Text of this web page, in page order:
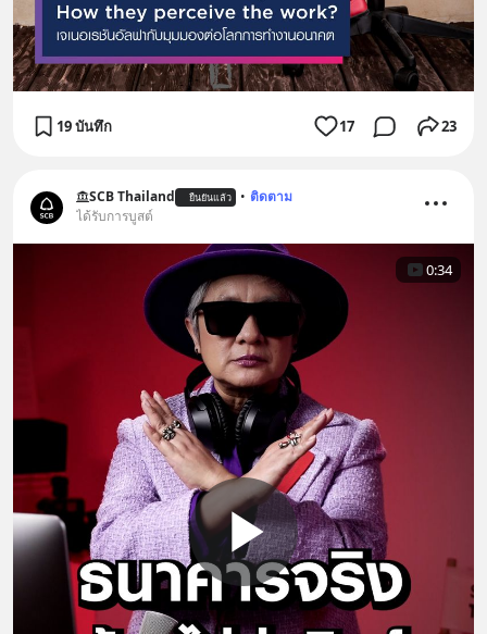
19 บันทึก 17 23
SCB Thailand ยืนยันแล้ว • ติดตาม
ได้รับการบูสต์
0:34